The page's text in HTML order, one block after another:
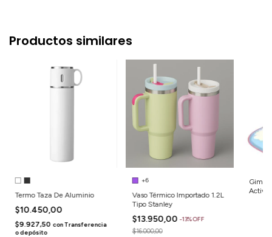
Productos similares
Termo Taza De Aluminio
$10.450,00
$9.927,50 conTransferencia
o depósito
+6
Vaso Térmico Importado 1.2L
Tipo Stanley
$13.950,00-13%OFF
$16.000,00